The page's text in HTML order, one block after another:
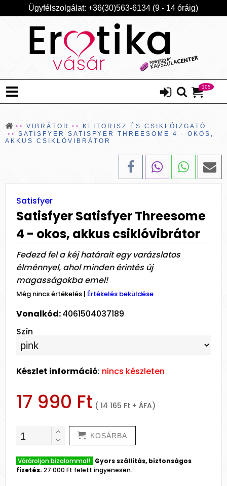
Ügyfélszolgálat: +36(30)563-6134 (9 - 14 óráig)
105
VIBRÁTOR
KLITORISZ ÉS CSIKLÓIZGATÓ
SATISFYER SATISFYER THREESOME 4 - OKOS,
AKKUS CSIKLÓVIBRÁTOR
Satisfyer
Satisfyer Satisfyer Threesome
4 - okos, akkus csiklóvibrátor
Fedezd fel a kéj határait egy varázslatos
élménnyel, ahol minden érintés új
magasságokba emel!
Még nincs értékelés | Értékelés beküldése
Vonalkód:4061504037189
Szín
Készlet információ: nincs készleten
17 990 Ft ( 14 165 Ft + ÁFA)
KOSÁRBA
Várároljon bizalommal! Gyors szállítás, biztonságos
fizetés. 27.000 Ft felett ingyenesen.